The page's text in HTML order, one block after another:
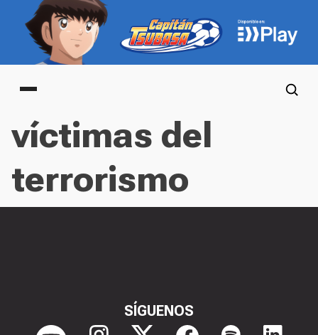
Main menu
víctimas del
terrorismo
SÍGUENOS